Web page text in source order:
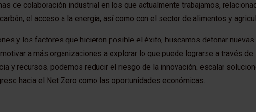
de colaboración industrial en los que actualmente trabajamos,
el acceso a la energía, así como con el sector de alimentos y
y los factores que hicieron posible el éxito, buscamos detonar nuevas
a más organizaciones a explorar lo que puede lograrse a través de
y recursos, podemos reducir el riesgo de la innovación, escalar
hacia el Net Zero como las oportunidades económicas.